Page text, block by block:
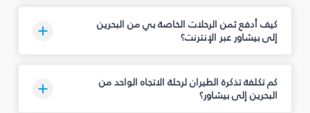
كيف أدفع ثمن الرحلات الخاصة بي من البحرين
إلى بيشاور عبر الإنترنت؟
كم تكلفة تذكرة الطيران لرحلة الاتجاه الواحد من
البحرين إلى بيشاور؟